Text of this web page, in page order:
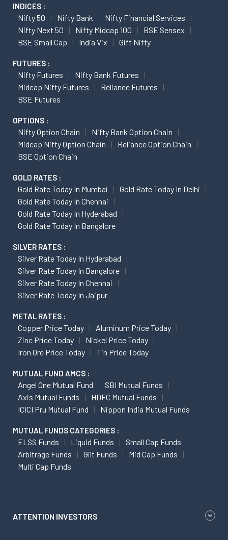
INDICES :
Nifty 50 Nifty Bank
Nifty Financial Services
Nifty Next 50
Nifty Midcap 100
BSE Sensex
BSE Small Cap
India Vix Gift Nifty
FUTURES :
Nifty Futures
Nifty Bank Futures
Midcap Nifty Futures
Reliance Futures
BSE Futures
OPTIONS :
Nifty Option Chain
Nifty Bank Option Chain
Midcap Nifty Option Chain
Reliance Option Chain
BSE Option Chain
GOLD RATES :
Gold Rate Today In Mumbai
Gold Rate Today In Delhi
Gold Rate Today In Chennai
Gold Rate Today In Hyderabad
Gold Rate Today In Bangalore
SILVER RATES :
Silver Rate Today In Hyderabad
Silver Rate Today In Bangalore
Silver Rate Today In Chennai
Silver Rate Today In Jaipur
METAL RATES :
Copper Price Today
Aluminum Price Today
Zinc Price Today
Nickel Price Today
Iron Ore Price Today
Tin Price Today
MUTUAL FUND AMCS :
Angel One Mutual Fund
SBI Mutual Funds
Axis Mutual Funds
HDFC Mutual Funds
ICICI Pru Mutual Fund
Nippon India Mutual Funds
MUTUAL FUNDS CATEGORIES :
ELSS Funds Liquid Funds
Small Cap Funds
Arbitrage Funds
Gilt Funds
Mid Cap Funds
Multi Cap Funds
ATTENTION INVESTORS